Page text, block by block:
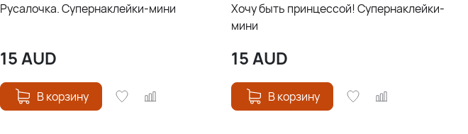
Русалочка. Супернаклейки-мини
15AUD
В корзину
Хочу быть принцессой! Супернаклейки-
мини
15AUD
В корзину